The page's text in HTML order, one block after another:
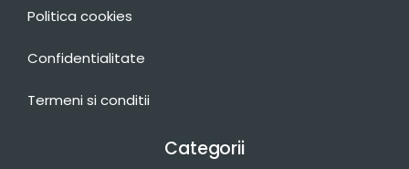
Politica cookies
Confidentialitate
Termeni si conditii
Categorii